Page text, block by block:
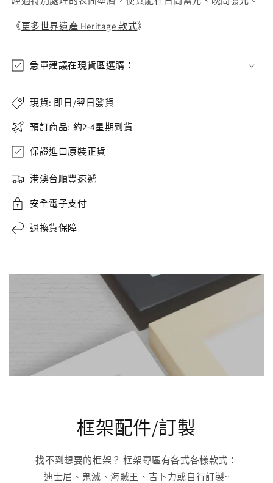
《更多世界遺產 Heritage 款式》
急單建議在現貨區選購：
現貨: 即日/翌日發貨
預訂商品: 約2-4星期到貨
保證進口原裝正貨
港澳台順豐速遞
安全電子支付
退換貨保障
框架配件/訂製
找不到想要的框架？ 框架專區有各式各樣款式：
迪士尼、鬼滅、海賊王、吉卜力或自行訂製~